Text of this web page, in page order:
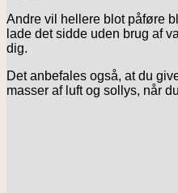
Andre vil hellere blot påføre
lade det sidde uden brug af
dig.
Det anbefales også, at du
masser af luft og sollys, når